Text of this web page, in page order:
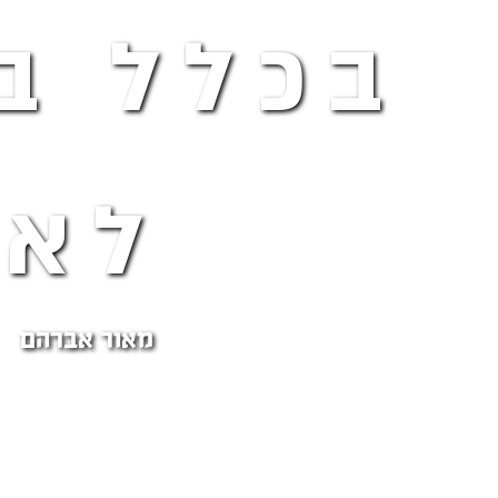
בכלל
לא
מאור אברהם